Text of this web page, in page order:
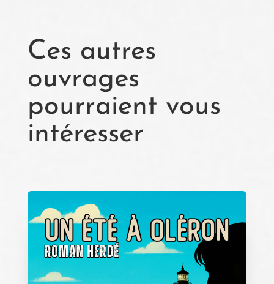
Ces autres
ouvrages
pourraient vous
intéresser